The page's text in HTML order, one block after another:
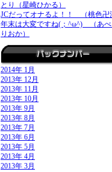
とり（星崎ひかる）
JCだってオナるよ！！ （桃色卍
年末は大変ですね(；^ω^) （あべ
りおか）
2014年 1月
2013年 12月
2013年 11月
2013年 10月
2013年 9月
2013年 8月
2013年 7月
2013年 6月
2013年 5月
2013年 4月
2013年 3月